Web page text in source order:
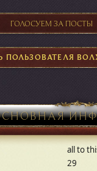
ГОЛОСУЕМ ЗА ПОСТЫ
ПОЛЬЗОВАТЕЛЯ
all to
29